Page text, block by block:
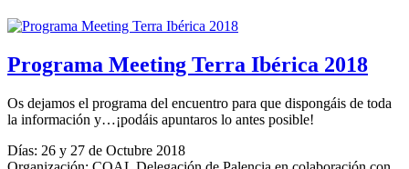
Programa Meeting Terra Ibérica 2018
Os dejamos el programa del encuentro para que dispongáis de toda
la información y…¡podáis apuntaros lo antes posible!
Días: 26 y 27 de Octubre 2018